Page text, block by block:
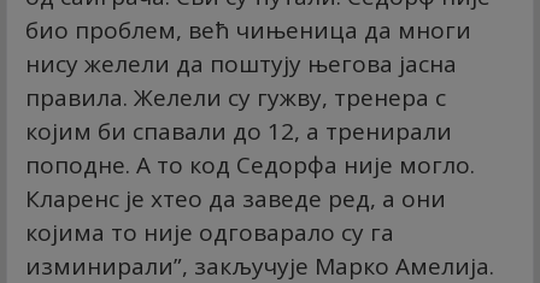
био проблем, већ чињеница да многи
нису желели да поштују његова јасна
правила. Желели су гужву, тренера с
којим би спавали до 12, а тренирали
поподне. А то код Седорфа није могло.
Кларенс је хтео да заведе ред, а они
којима то није одговарало су га
изминирали”, закључује Марко Амелија.